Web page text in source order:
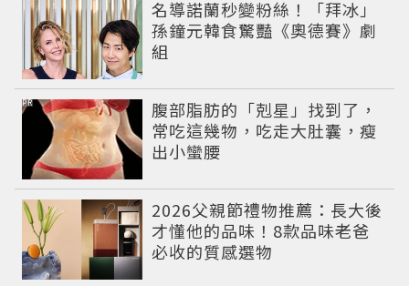
名導諾蘭秒變粉絲！「拜冰」
孫鐘元韓食驚豔《奧德賽》劇
組
腹部脂肪的「剋星」找到了，
常吃這幾物，吃走大肚囊，瘦
出小蠻腰
PR
2026父親節禮物推薦：長大後
才懂他的品味！8款品味老爸
必收的質感選物